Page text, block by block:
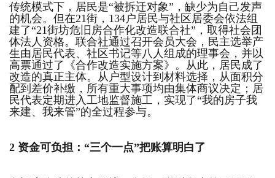
传统模式下，居民是“被拆迁对象”，缺少为自己发声
的机会。但在21街，134户居民与社区居委会依法组
建了“21街坊危旧房合作化改造联合社”，取得社会团
体法人资格。联合社通过召开会员大会，民主选举产
生由居民代表、社区书记等八人组成的理事会，并以
高票通过了《合作改造实施方案》。从此，居民成了
改造的真正主体。从户型设计到材料选择，从面积分
配到差价补缴，所有重大事项均由集体商议决定；居
民代表定期进入工地监督施工，实现了“我的房子我
来建、我来管”的全过程参与。
2 资金可负担： “三个一点”把账算明白了